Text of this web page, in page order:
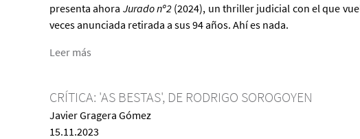
presenta ahora Jurado nº2 (2024), un thriller judicial con el que
veces anunciada retirada a sus 94 años. Ahí es nada.
Leer más
CRÍTICA: 'AS BESTAS', DE RODRIGO SOROGOYEN
Javier Gragera Gómez
15.11.2023